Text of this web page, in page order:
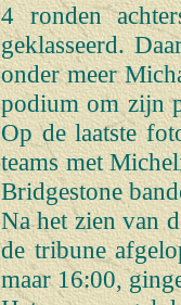
4 ronden
geklasseerd.
onder meer
podium om zijn
Op de laatste
teams met
Bridgestone
Na het zien van
de tribune
maar 16:00,